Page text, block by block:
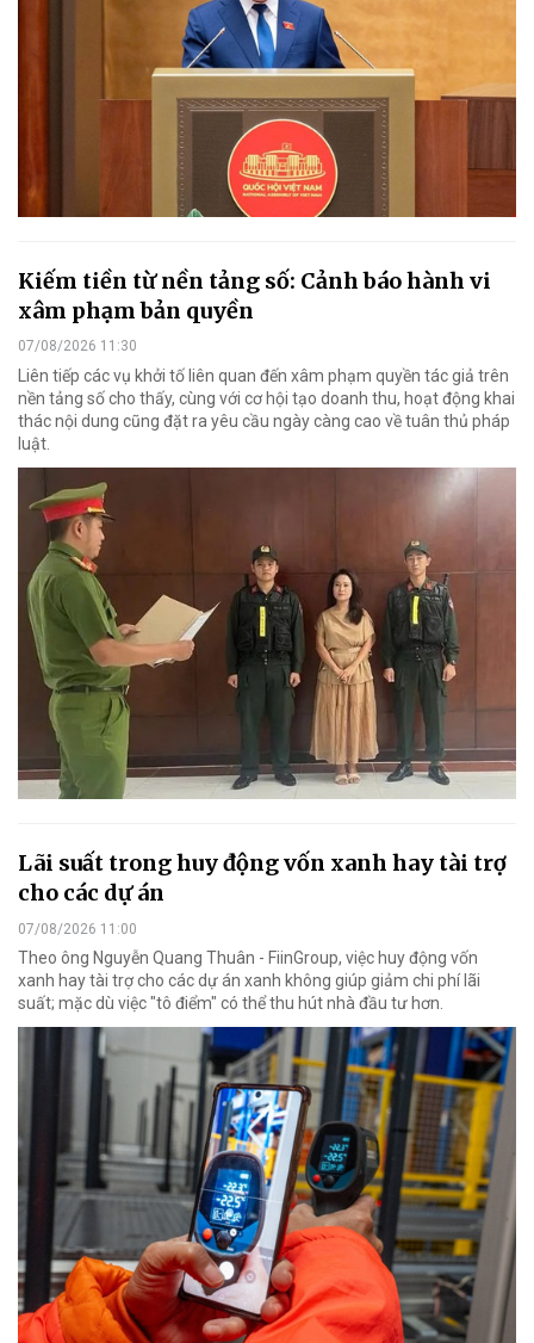
Kiếm tiền từ nền tảng số: Cảnh báo hành vi
xâm phạm bản quyền
07/08/2026 11:30
Liên tiếp các vụ khởi tố liên quan đến xâm phạm quyền tác giả trên
nền tảng số cho thấy, cùng với cơ hội tạo doanh thu, hoạt động khai
thác nội dung cũng đặt ra yêu cầu ngày càng cao về tuân thủ pháp
luật.
Lãi suất trong huy động vốn xanh hay tài trợ
cho các dự án
07/08/2026 11:00
Theo ông Nguyễn Quang Thuân - FiinGroup, việc huy động vốn
xanh hay tài trợ cho các dự án xanh không giúp giảm chi phí lãi
suất; mặc dù việc "tô điểm" có thể thu hút nhà đầu tư hơn.